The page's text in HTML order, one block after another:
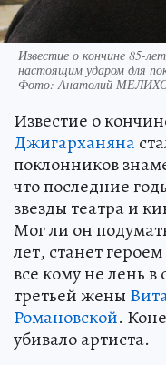
Известие о кончине 85-
настоящим ударом для
Фото: Анатолий
Известие о
Джигарханяна
поклонников
что последние
звезды театра и
Мог ли он
лет, станет
все кому не лень в
третьей жены
Романовской.
убивало артиста.